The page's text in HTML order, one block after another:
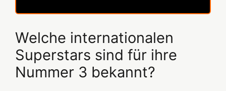
Welche internationalen
Superstars sind für ihre
Nummer 3 bekannt?